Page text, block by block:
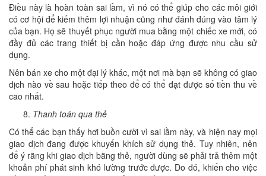
Điều này là hoàn toàn sai lầm, vì nó có thể giúp cho các môi giới
có cơ hội để kiếm thêm lợi nhuận cũng như đánh đúng vào tâm lý
của bạn. Họ sẽ thuyết phục người mua bằng một chiếc xe mới, có
đầy đủ các trang thiết bị cần hoặc đáp ứng được nhu cầu sử
dụng.
Nên bán xe cho một đại lý khác, một nơi mà bạn sẽ không có giao
dịch nào về sau hoặc tiếp theo để có thể đạt được số tiền thu về
cao nhất.
Thanh toán qua thẻ
Có thể các bạn thấy hơi buồn cười vì sai lầm này, và hiện nay mọi
giao dịch đang được khuyến khích sử dụng thẻ. Tuy nhiên, nên
để ý rằng khi giao dịch bằng thẻ, người dùng sẽ phải trả thêm một
khoản phí phát sinh khó lường trước được. Do đó, khiến cho việc